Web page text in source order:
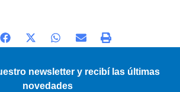
newsletter y recibí las últimas
novedades